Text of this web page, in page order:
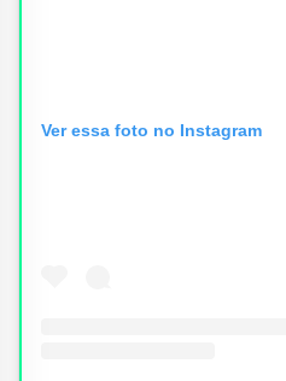
Ver essa foto no Instagram